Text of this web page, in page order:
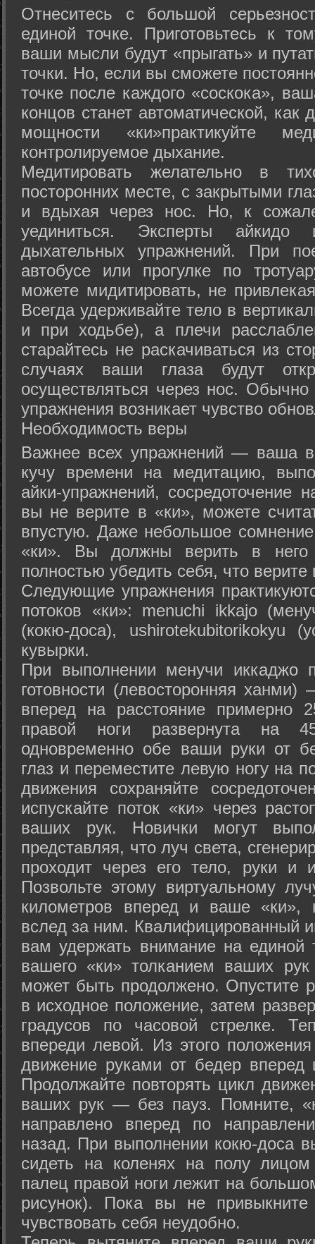
Отнеситесь с большой
единой точке. Приготовьтесь к
ваши мысли будут «прыгать» и
точки. Но, если вы сможете
точке после каждого «соскока»,
концов станет автоматической,
мощности «ки»практикуйте
контролируемое дыхание.
Медитировать желательно в
посторонних месте, с закрытыми
и вдыхая через нос. Но, к
уединиться. Эксперты айкидо
дыхательных упражнений. При
автобусе или прогулке по
можете мидитировать, не
Всегда удерживайте тело в
и при ходьбе), а плечи
старайтесь не раскачиваться из
случаях ваши глаза будут
осуществляться через нос. Обычно
упражнения возникает чувство
Необходимость веры
Важнее всех упражнений — ваша
кучу времени на медитацию,
айки-упражнений, сосредоточение
вы не верите в «ки», можете
впустую. Даже небольшое сомнение
«ки». Вы должны верить в
полностью убедить себя, что верите
Следующие упражнения
потоков «ки»: menuchi ikkajo
(кокю-доса), ushiro­tekubitori­kokyu
кувырки.
При выполнении менучи иккаджо
готовности (левосторонняя
вперед на расстояние примерно
правой ноги развернута на
одновременно обе ваши руки от
глаз и переместите левую ногу на
движения сохраняйте
испускайте поток «ки» через
ваших рук. Новички могут
представляя, что луч света,
проходит через его тело, руки и
Позвольте этому виртуальному
километров вперед и ваше «ки»,
вслед за ним. Квалифицированный
вам удержать внимание на единой
вашего «ки» толканием ваших
может быть продолжено. Опустите
в исходное положение, затем
градусов по часовой стрелке.
впереди левой. Из этого
движение руками от бедер вперед
Продолжайте повторять цикл
ваших рук — без пауз. Помните,
направлено вперед по
назад. При выполнении кокю-доса
сидеть на коленях на полу
палец правой ноги лежит на
рисунок). Пока вы не
чувствовать себя неудобно.